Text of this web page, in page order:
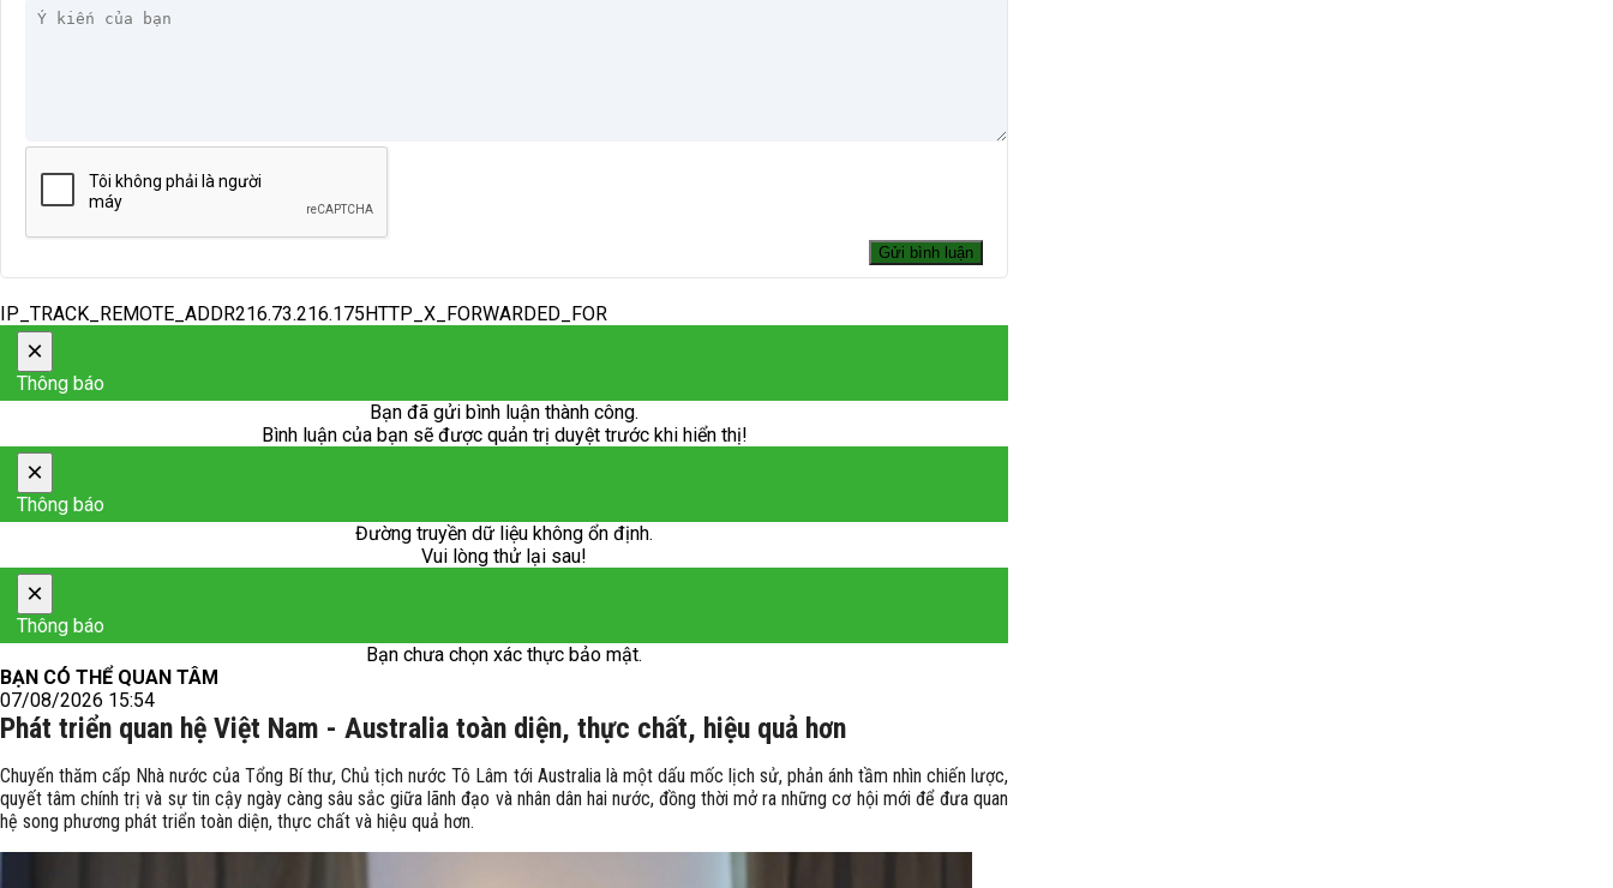
IP_TRACK_REMOTE_ADDR216.73.216.175HTTP_X_FORWARDED_FOR
×
Thông báo
Bạn đã gửi bình luận thành công.
Bình luận của bạn sẽ được quản trị duyệt trước khi hiển thị!
×
Thông báo
Đường truyền dữ liệu không ổn định.
Vui lòng thử lại sau!
×
Thông báo
Bạn chưa chọn xác thực bảo mật.
BẠN CÓ THỂ QUAN TÂM
07/08/2026 15:54
Phát triển quan hệ Việt Nam - Australia toàn diện, thực chất, hiệu quả hơn
Chuyến thăm cấp Nhà nước của Tổng Bí thư, Chủ tịch nước Tô Lâm tới Australia là một dấu mốc lịch sử, phản ánh tầm nhìn chiến lược,
quyết tâm chính trị và sự tin cậy ngày càng sâu sắc giữa lãnh đạo và nhân dân hai nước, đồng thời mở ra những cơ hội mới để đưa quan
hệ song phương phát triển toàn diện, thực chất và hiệu quả hơn.